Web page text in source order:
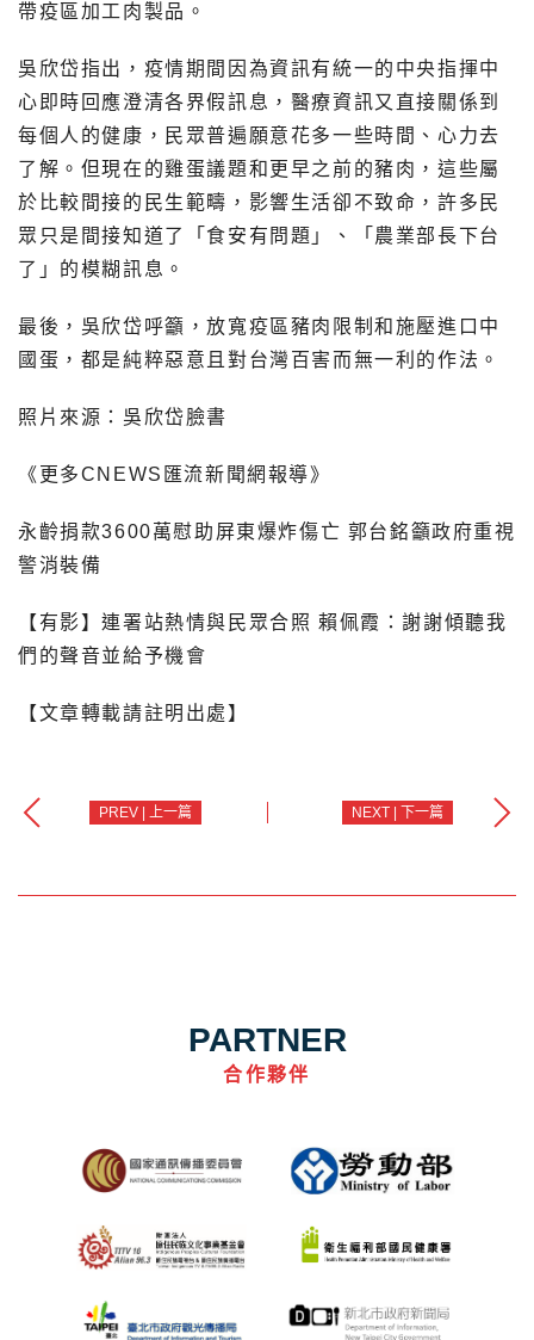
帶疫區加工肉製品。
吳欣岱指出，疫情期間因為資訊有統一的中央指揮中
心即時回應澄清各界假訊息，醫療資訊又直接關係到
每個人的健康，民眾普遍願意花多一些時間、心力去
了解。但現在的雞蛋議題和更早之前的豬肉，這些屬
於比較間接的民生範疇，影響生活卻不致命，許多民
眾只是間接知道了「食安有問題」、「農業部長下台
了」的模糊訊息。
最後，吳欣岱呼籲，放寬疫區豬肉限制和施壓進口中
國蛋，都是純粹惡意且對台灣百害而無一利的作法。
照片來源：吳欣岱臉書
《更多CNEWS匯流新聞網報導》
永齡捐款3600萬慰助屏東爆炸傷亡 郭台銘籲政府重視
警消裝備
【有影】連署站熱情與民眾合照 賴佩霞：謝謝傾聽我
們的聲音並給予機會
【文章轉載請註明出處】
PREV | 上一篇 NEXT | 下一篇
PARTNER
合作夥伴